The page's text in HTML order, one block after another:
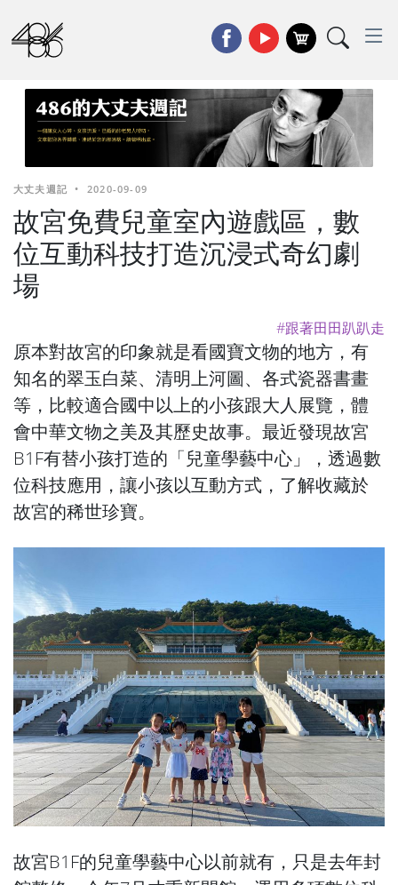
大丈夫週記 • 2020-09-09
故宮免費兒童室內遊戲區，數
位互動科技打造沉浸式奇幻劇
場
#跟著田田趴趴走
原本對故宮的印象就是看國寶文物的地方，有
知名的翠玉白菜、清明上河圖、各式瓷器書畫
等，比較適合國中以上的小孩跟大人展覽，體
會中華文物之美及其歷史故事。最近發現故宮
B1F有替小孩打造的「兒童學藝中心」，透過數
位科技應用，讓小孩以互動方式，了解收藏於
故宮的稀世珍寶。
故宮B1F的兒童學藝中心以前就有，只是去年封